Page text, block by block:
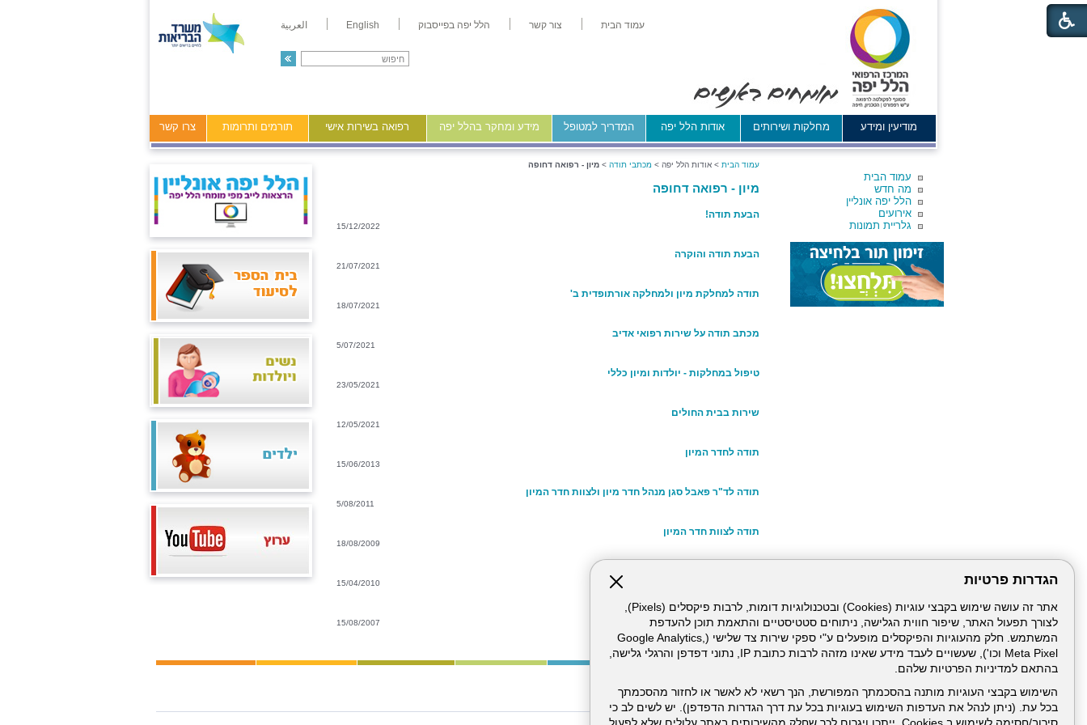
הגדרות פרטיות
אתר זה עושה שימוש בקבצי עוגיות (Cookies) ובטכנולוגיות דומות, לרבות פיקסלים (Pixels),
לצורך תפעול האתר, שיפור חווית הגלישה, ניתוחים סטטיסטיים והתאמת תוכן להעדפת
המשתמש. חלק מהעוגיות והפיקסלים מופעלים ע"י ספקי שירות צד שלישי (Google Analytics,
Meta Pixel וכו'), שעשויים לעבד מידע שאינו מזהה לרבות כתובת IP, נתוני דפדפן והרגלי גלישה,
בהתאם למדיניות הפרטיות שלהם.
השימוש בקבצי העוגיות מותנה בהסכמתך המפורשת, הנך רשאי לא לאשר או לחזור מהסכמתך
בכל עת. (ניתן לנהל את העדפות השימוש בעוגיות בכל עת דרך הגדרות הדפדפן). יש לשים לב כי
עמוד הבית צור קשר הלל יפה בפייסבוק English العربية
מודיעין ומידע מחלקות ושירותים אודות הלל יפה המדריך למטופל מידע ומחקר בהלל יפה רפואה בשירות אישי תורמים ותרומות צרו קשר
עמוד הבית
מה חדש
הלל יפה אונליין
אירועים
גלריית תמונות
עמוד הבית > אודות הלל יפה > מכתבי תודה > מיון - רפואה דחופה
מיון - רפואה דחופה
הבעת תודה!
15/12/2022
הבעת תודה והוקרה
21/07/2021
תודה למחלקת מיון ולמחלקה אורתופדית ב'
18/07/2021
מכתב תודה על שירות רפואי אדיב
5/07/2021
טיפול במחלקות - יולדות ומיון כללי
23/05/2021
שירות בבית החולים
12/05/2021
תודה לחדר המיון
15/06/2013
תודה לד"ר פאבל סגן מנהל חדר מיון ולצוות חדר המיון
5/08/2011
תודה לצוות חדר המיון
18/08/2009
15/04/2010
תודה למיון
15/08/2007
דרונט
דיגיטל
-
בניית